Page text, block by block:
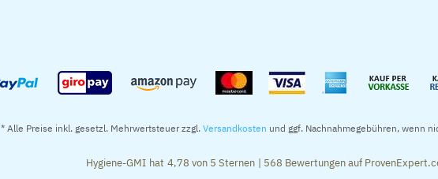
* Alle Preise inkl. gesetzl. Mehrwertsteuer zzgl. Versandkosten und ggf. Nachnahmegebühren, wenn
Hygiene-GMI hat 4,78 von 5 Sternen | 568 Bewertungen auf